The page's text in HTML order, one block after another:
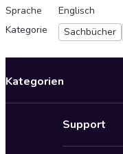
Sprache
Englisch
Kategorie
Sachbücher
Kategorien
Support